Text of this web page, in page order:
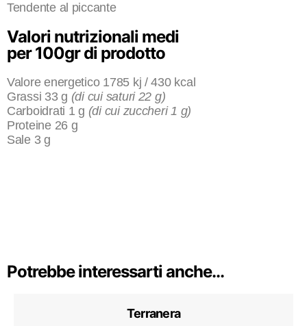
Tendente al piccante
Valori nutrizionali medi
per 100gr di prodotto
Valore energetico 1785 kj / 430 kcal
Grassi 33 g (di cui saturi 22 g)
Carboidrati 1 g (di cui zuccheri 1 g)
Proteine 26 g
Sale 3 g
Potrebbe interessarti anche...
Terranera